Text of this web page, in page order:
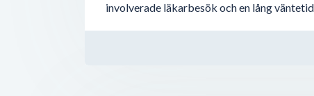
involverade läkarbesök och en lång